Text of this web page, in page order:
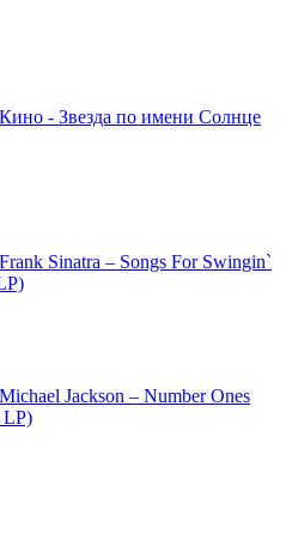
- Звезда по имени Солнце
Sinatra – Songs For Swingin`
Jackson – Number Ones
LP)